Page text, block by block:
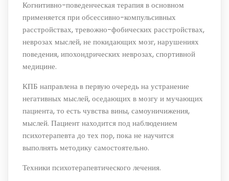
Когнитивно-поведенческая терапия в основном
применяется при обсессивно-компульсивных
расстройствах, тревожно-фобических расстройствах,
неврозах мыслей, не покидающих мозг, нарушениях
поведения, ипохондрических неврозах, спортивной
медицине.
КПБ направлена ​​в первую очередь на устранение
негативных мыслей, оседающих в мозгу и мучающих
пациента, то есть чувства вины, самоуничижения,
мыслей. Пациент находится под наблюдением
психотерапевта до тех пор, пока не научится
выполнять методику самостоятельно.
Техники психотерапевтического лечения.